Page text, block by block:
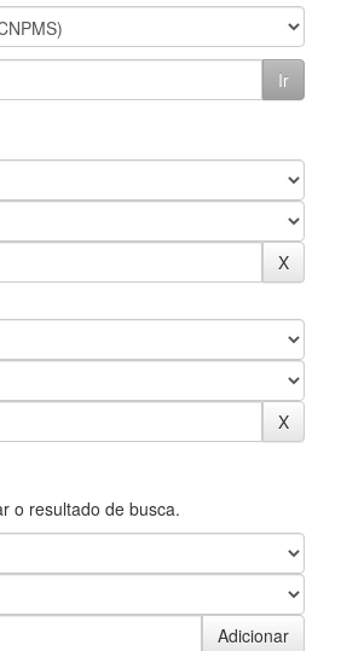
o resultado de busca.